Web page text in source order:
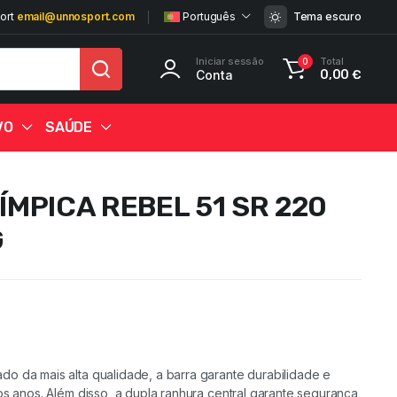
email@unnosport.com Português Tema escuro
Iniciar sessão
Conta
0 Total
0,00€
SAÚDE
REBEL 51 SR 220
da mais alta qualidade, a barra garante durabilidade e
anos. Além disso, a dupla ranhura central garante segurança